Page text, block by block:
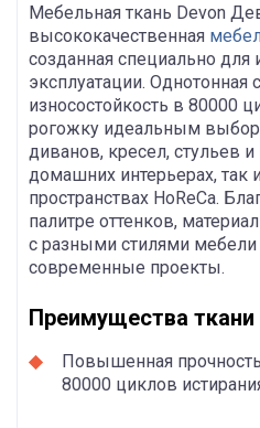
Мебельная ткань Devon
высококачественная
созданная специально для
эксплуатации. Однотонная
износостойкость в 80000
рогожку идеальным
диванов, кресел, стульев
домашних интерьерах, так
пространствах HoReCa.
палитре оттенков,
с разными стилями мебели
современные проекты.
Преимущества
Повышенная
80000 циклов